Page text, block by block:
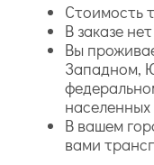
Стоимость
В заказе
Вы
Западном,
В вашем
вами